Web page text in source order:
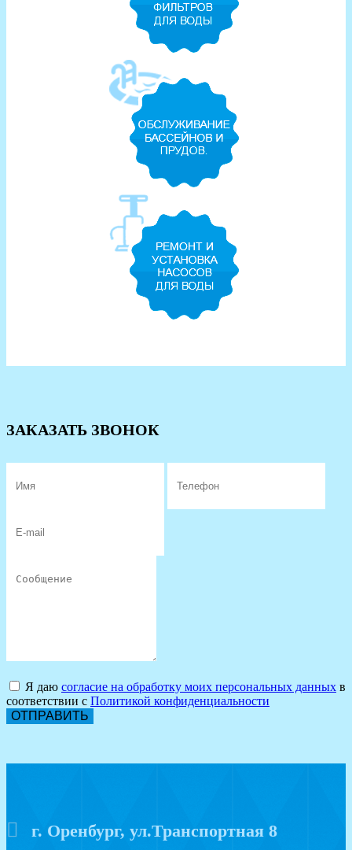
ЗАКАЗАТЬ ЗВОНОК
Я даю согласие на обработку моих персональных данных в
соответствии с Политикой конфиденциальности
ОТПРАВИТЬ
г. Оренбург, ул.Транспортная 8